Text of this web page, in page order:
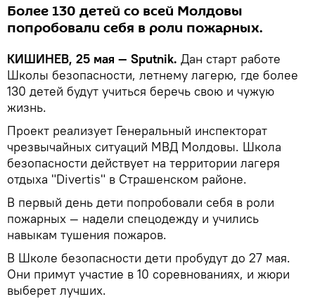
Более 130 детей со всей Молдовы
попробовали себя в роли пожарных.
КИШИНЕВ, 25 мая — Sputnik. Дан старт работе
Школы безопасности, летнему лагерю, где более
130 детей будут учиться беречь свою и чужую
жизнь.
Проект реализует Генеральный инспекторат
чрезвычайных ситуаций МВД Молдовы. Школа
безопасности действует на территории лагеря
отдыха "Divertis" в Страшенском районе.
В первый день дети попробовали себя в роли
пожарных — надели спецодежду и учились
навыкам тушения пожаров.
В Школе безопасности дети пробудут до 27 мая.
Они примут участие в 10 соревнованиях, и жюри
выберет лучших.